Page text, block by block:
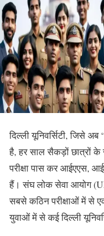
दिल्ली यूनिवर्सिटी, जिसे
है, हर साल सैकड़ों छात्रों के
परीक्षा पास कर आईएएस,
हैं। संघ लोक सेवा आयोग
सबसे कठिन परीक्षाओं में से
युवाओं में से कई दिल्ली